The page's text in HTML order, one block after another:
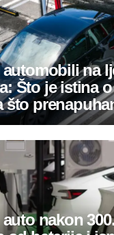
na
Što je istina
što
nakon